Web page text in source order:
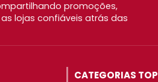
promoções,
lojas confiáveis atrás das
CATEGORIAS TOP